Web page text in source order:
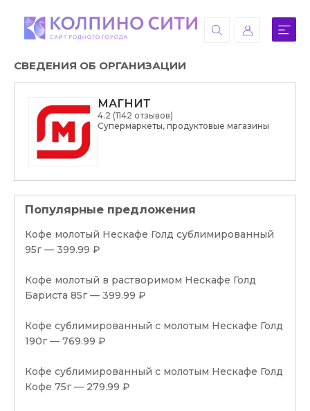
СВЕДЕНИЯ ОБ ОРГАНИЗАЦИИ
МАГНИТ
4.2 (1142 отзывов)
Супермаркеты, продуктовые магазины
Популярные предложения
Кофе молотый Нескафе Голд сублимированный
95г — 399.99 ₽
Кофе молотый в растворимом Нескафе Голд
Бариста 85г — 399.99 ₽
Кофе сублимированный с молотым Нескафе Голд
190г — 769.99 ₽
Кофе сублимированный с молотым Нескафе Голд
Кофе 75г — 279.99 ₽